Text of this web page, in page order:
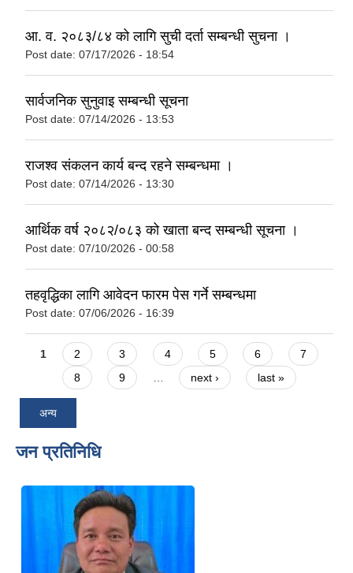
आ. व. २०८३/८४ को लागि सुची दर्ता सम्बन्धी सुचना ।
Post date: 07/17/2026 - 18:54
सार्वजनिक सुनुवाइ सम्बन्धी सूचना
Post date: 07/14/2026 - 13:53
राजश्व संकलन कार्य बन्द रहने सम्बन्धमा ।
Post date: 07/14/2026 - 13:30
आर्थिक वर्ष २०८२/०८३ को खाता बन्द सम्बन्धी सूचना ।
Post date: 07/10/2026 - 00:58
तहवृद्धिका लागि आवेदन फारम पेस गर्ने सम्बन्धमा
Post date: 07/06/2026 - 16:39
Pages
1 2 3 4 5 6
7
8
9 next › last »
अन्य
जन प्रतिनिधि